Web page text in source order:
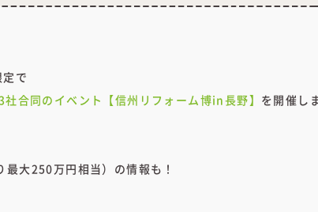
で
合同のイベント【信州リフォーム博in長野】 を開催し
大250万円相当）の情報も！